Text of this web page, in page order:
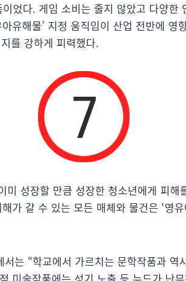
었다. 게임 소비는 줄지 않았고 다양한
유해물’ 지정 움직임이 산업 전반에 영
를 강하게 피력했다.
미 성장할 만큼 성장한 청소년에게 피
가 갈 수 있는 모든 매체와 물건은 ‘영
는 “학교에서 가르치는 문학작품과